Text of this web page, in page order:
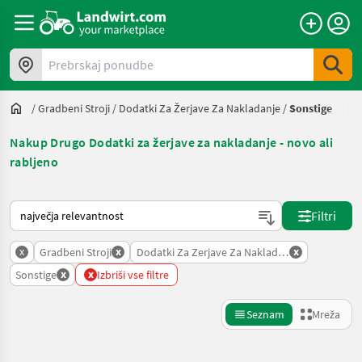
Prebrskaj ponudbe
/Gradbeni Stroji / Dodatki Za Žerjave Za Nakladanje /Sonstige
Nakup Drugo Dodatki za žerjave za nakladanje - novo ali
rabljeno
Tako je razvrščeno na Landwirt.com
Filtri
x Gradbeni Stroji x Dodatki Za Zerjave Za Nakladanje
x
Sonstige x x Izbriši vse filtre
Seznam Mreža